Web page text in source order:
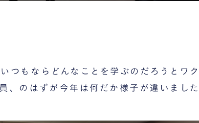
つもならどんなことを学ぶのだろうとワ
、のはずが今年は何だか様子が違いました